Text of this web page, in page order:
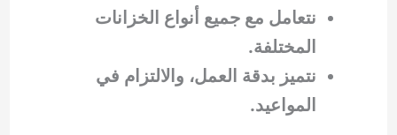
نتعامل مع جميع أنواع الخزانات
المختلفة.
نتميز بدقة العمل، والالتزام في
المواعيد.